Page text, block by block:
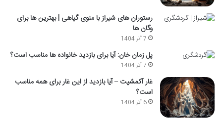
رستوران های شیراز با منوی گیاهی | بهترین ها برای
وگان ها
7 آذر 1404
پل زمان خان: آیا برای بازدید خانواده ها مناسب است؟
7 آذر 1404
غار آکمشیت – آیا بازدید از این غار برای همه مناسب
است؟
6 آذر 1404